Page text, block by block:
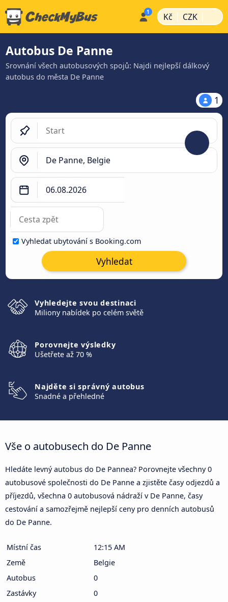
Kč | CZK |
Autobus De Panne
Srovnání všech autobusových spojů: Najdi nejlepší dálkový
autobus do města De Panne
1
Vyhledat ubytování s Booking.com
Vyhledat
Vyhledejte svou destinaci
Miliony nabídek po celém světě
Porovnejte výsledky
Ušetřete až 70 %
Najděte si správný autobus
Snadné a přehledné
Vše o autobusech do De Panne
Hledáte levný autobus do De Pannea? Porovnejte všechny 0
autobusové společnosti do De Panne a zjistěte časy odjezdů a
příjezdů, všechna 0 autobusová nádraží v De Panne, časy
cestování a samozřejmě nejlepší ceny pro denních autobusů
do De Panne.
Místní čas
12:15 AM
Země
Belgie
Autobus
0
Zastávky
0